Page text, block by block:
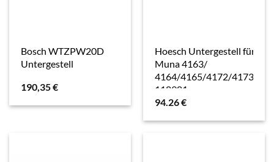
Bosch WTZPW20D
Untergestell
190,35€
Hoesch Untergestell für
Muna 4163/
4164/4165/4172/4173/
118981
94.26€